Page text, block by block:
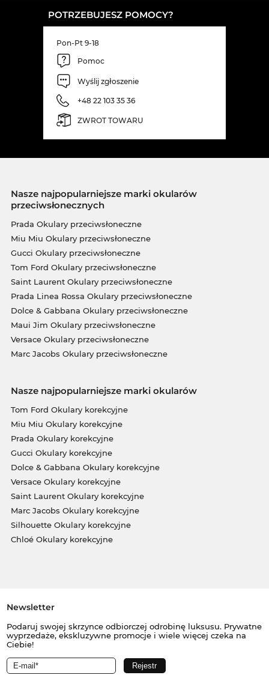
POTRZEBUJESZ POMOCY?
Pon-Pt 9-18
Pomoc
Wyślij zgłoszenie
+48 22 103 35 36
ZWROT TOWARU
Nasze najpopularniejsze marki okularów
przeciwsłonecznych
Prada Okulary przeciwsłoneczne
Miu Miu Okulary przeciwsłoneczne
Gucci Okulary przeciwsłoneczne
Tom Ford Okulary przeciwsłoneczne
Saint Laurent Okulary przeciwsłoneczne
Prada Linea Rossa Okulary przeciwsłoneczne
Dolce & Gabbana Okulary przeciwsłoneczne
Maui Jim Okulary przeciwsłoneczne
Versace Okulary przeciwsłoneczne
Marc Jacobs Okulary przeciwsłoneczne
Nasze najpopularniejsze marki okularów
Tom Ford Okulary korekcyjne
Miu Miu Okulary korekcyjne
Prada Okulary korekcyjne
Gucci Okulary korekcyjne
Dolce & Gabbana Okulary korekcyjne
Versace Okulary korekcyjne
Saint Laurent Okulary korekcyjne
Marc Jacobs Okulary korekcyjne
Silhouette Okulary korekcyjne
Chloé Okulary korekcyjne
Newsletter
Podaruj swojej skrzynce odbiorczej odrobinę luksusu. Prywatne
wyprzedaże, ekskluzywne promocje i wiele więcej czeka na
Ciebie!